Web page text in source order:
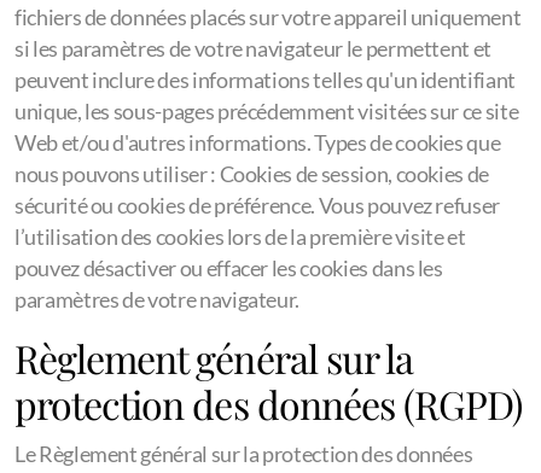
fichiers de données placés sur votre appareil uniquement
si les paramètres de votre navigateur le permettent et
peuvent inclure des informations telles qu'un identifiant
unique, les sous-pages précédemment visitées sur ce site
Web et/ou d'autres informations. Types de cookies que
nous pouvons utiliser : Cookies de session, cookies de
sécurité ou cookies de préférence. Vous pouvez refuser
l’utilisation des cookies lors de la première visite et
pouvez désactiver ou effacer les cookies dans les
paramètres de votre navigateur.
Règlement général sur la
protection des données (RGPD)
Le Règlement général sur la protection des données